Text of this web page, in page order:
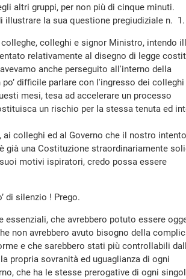
altri gruppi, per non più di cinque minuti.
la sua questione pregiudiziale n. 1.
colleghe, colleghi e signor Ministro, intendo
relativamente al disegno di legge
anche perseguito all'interno della
difficile parlare con l'ingresso dei
mesi, tesa ad accelerare un processo
un rischio per la stessa tenuta ed
colleghi ed al Governo che il nostro
già una Costituzione straordinariamente
motivi ispiratori, credo possa essere
di silenzio ! Prego.
essenziali, che avrebbero potuto essere
non avrebbero avuto bisogno della
e che sarebbero stati più controllabili
propria sovranità ed uguaglianza di ogni
che ha le stesse prerogative di ogni